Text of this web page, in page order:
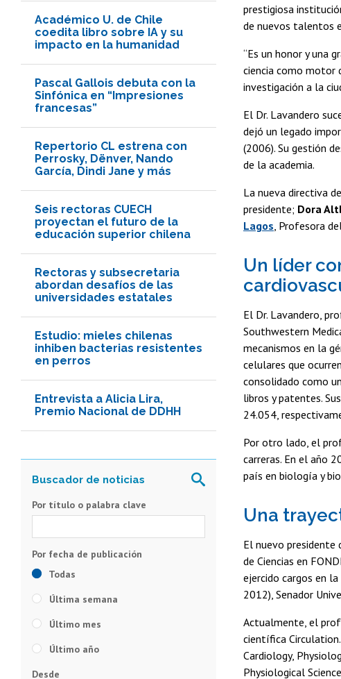
Académico U. de Chile
coedita libro sobre IA y su
impacto en la humanidad
Pascal Gallois debuta con la
Sinfónica en “Impresiones
francesas”
Repertorio CL estrena con
Perrosky, Dënver, Nando
García, Dindi Jane y más
Seis rectoras CUECH
proyectan el futuro de la
educación superior chilena
Rectoras y subsecretaria
abordan desafíos de las
universidades estatales
Estudio: mieles chilenas
inhiben bacterias resistentes
en perros
Entrevista a Alicia Lira,
Premio Nacional de DDHH
prestigiosa
de nuevos talentos
“Es un honor y una
ciencia como motor
investigación a la
El Dr. Lavandero
dejó un legado
(2006). Su gestión
de la academia.
La nueva directiva
presidente; Dora
Lagos , Profesora
Un líder
El Dr. Lavandero,
Southwestern
mecanismos en la
celulares que
consolidado como
libros y patentes.
24.054,
Por otro lado, el
carreras. En el año
país en biología y
Una
El nuevo presidente
de Ciencias en
ejercido cargos en
2012), Senador
Actualmente, el
científica
Cardiology,
Physiological
Por título o palabra clave
Todas
Última semana
Último mes
Último año
Desde